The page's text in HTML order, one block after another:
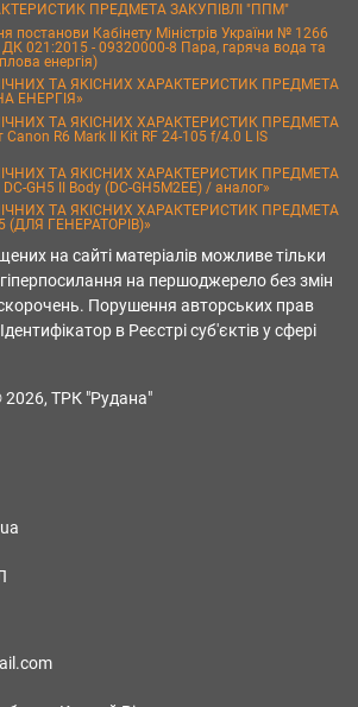
ПРЕДМЕТА ЗАКУПІВЛІ "ППМ"
постанови Кабінету Міністрів України № 1266
ДК 021:2015 - 09320000-8 Пара, гаряча вода та
енергія)
ТА ЯКІСНИХ ХАРАКТЕРИСТИК ПРЕДМЕТА
ЕНЕРГІЯ»
ТА ЯКІСНИХ ХАРАКТЕРИСТИК ПРЕДМЕТА
R6 Mark II Kit RF 24-105 f/4.0 L IS
ТА ЯКІСНИХ ХАРАКТЕРИСТИК ПРЕДМЕТА
GH5 II Body (DC-GH5M2EE) / аналог»
ТА ЯКІСНИХ ХАРАКТЕРИСТИК ПРЕДМЕТА
(ДЛЯ ГЕНЕРАТОРІВ)»
на сайті матеріалів можливе тільки
на першоджерело без змін
скорочень. Порушення авторських прав
в Реєстрі суб'єктів у сфері
2026, ТРК "Рудана"